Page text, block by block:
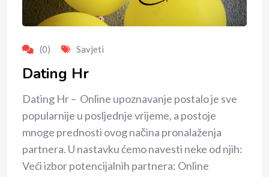
(0) Savjeti
Dating Hr
Dating Hr – Online upoznavanje postalo je sve
popularnije u posljednje vrijeme, a postoje
mnoge prednosti ovog načina pronalaženja
partnera. U nastavku ćemo navesti neke od njih:
Veći izbor potencijalnih partnera: Online